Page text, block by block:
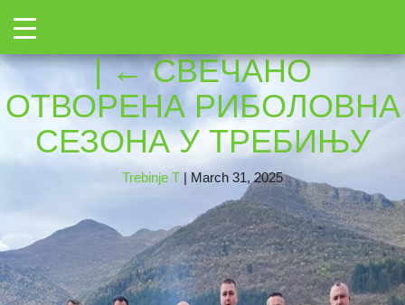
Toggle
| ←СВЕЧАНО
ОТВОРЕНА РИБОЛОВНА
СЕЗОНА У ТРЕБИЊУ
Trebinje T | March 31, 2025